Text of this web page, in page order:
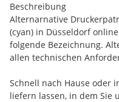
Beschreibung
Alternarnative
(cyan) in Düsseldorf
folgende Bezeichnung.
allen technischen
Schnell nach Hause oder
liefern lassen, in dem Sie